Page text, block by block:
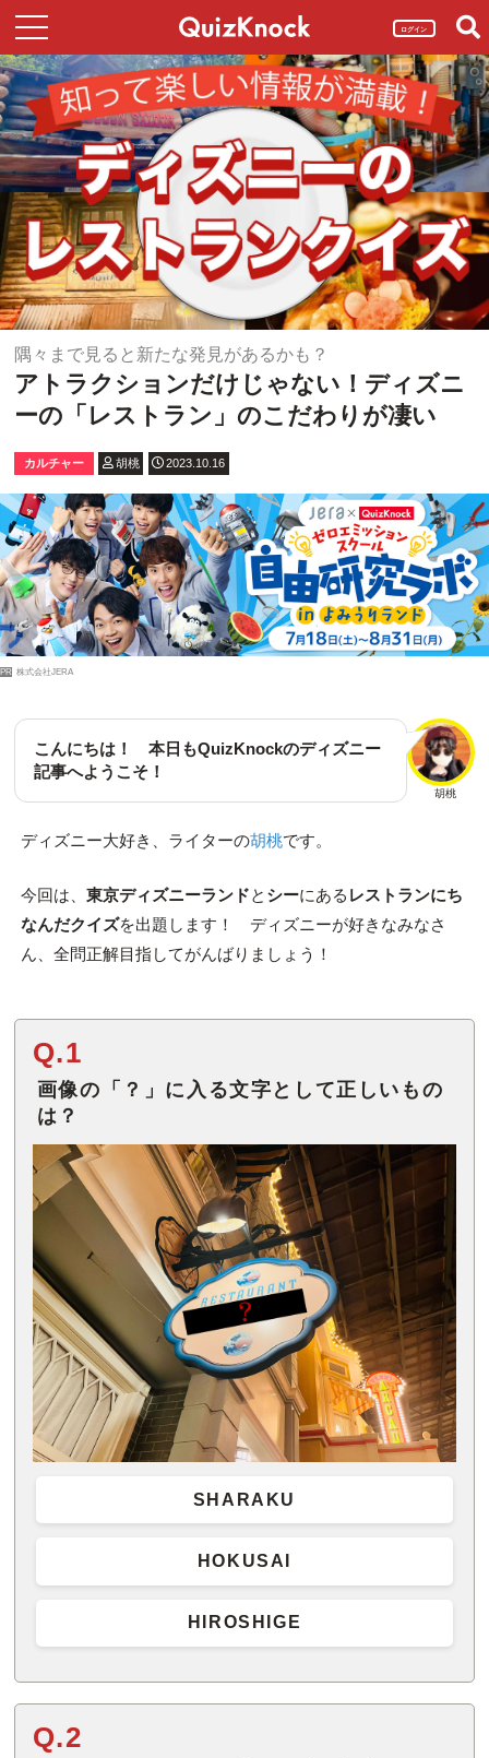
ログイン
隅々まで見ると新たな発見があるかも？
アトラクションだけじゃない！ディズニ
ーの「レストラン」のこだわりが凄い
カルチャー 胡桃 2023.10.16
PR 株式会社JERA
胡桃
こんにちは！ 本日もQuizKnockのディズニー
記事へようこそ！
ディズニー大好き、ライターの胡桃です。
今回は、 東京ディズニーランドと シーにある レストランにち
なんだクイズを出題します！ ディズニーが好きなみなさ
ん、全問正解目指してがんばりましょう！
Q.1
画像の「？」に入る文字として正しいもの
は？
SHARAKU
HOKUSAI
HIROSHIGE
Q.2